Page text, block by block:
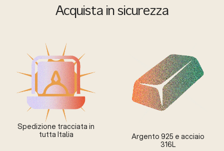
Acquista in sicurezza
Spedizione tracciata in
tutta Italia
Argento 925 e acciaio
316L